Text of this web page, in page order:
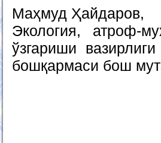
Маҳмуд Ҳайдаров,
Экология, атроф-
ўзгариши
бошқармаси бош